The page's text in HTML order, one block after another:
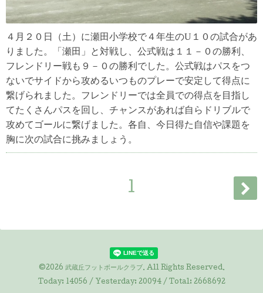
４月２０日（土）に瀬田小学校で４年生のU１０の試合があ
りました。「瀬田」と対戦し、公式戦は１１－０の勝利、
フレンドリー戦も９－０の勝利でした。公式戦はパスをつ
ないでサイドから攻めるいつものプレーで安定して得点に
繋げられました。フレンドリーでは全員での得点を目指し
てたくさんパスを回し、チャンスがあれば自らドリブルで
攻めてゴールに繋げました。各自、今日得た自信や課題を
胸に次の試合に挑みましょう。
1
©2026 武蔵丘フットボールクラブ. All Rights Reserved.
Today: 14056 / Yesterday: 20094/ Total: 2668692